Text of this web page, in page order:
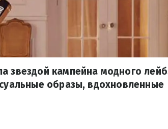
звездой кампейна модного
образы, вдохновленные